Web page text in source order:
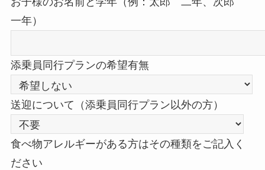
一年）
添乗員同行プランの希望有無
送迎について（添乗員同行プラン以外の方）
食べ物アレルギーがある方はその種類をご記入く
ださい